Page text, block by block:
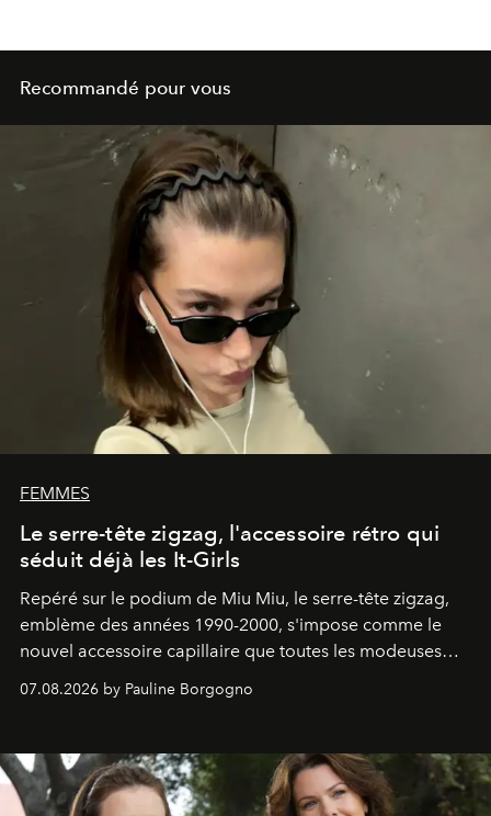
Recommandé pour vous
FEMMES
Le serre-tête zigzag, l'accessoire rétro qui
séduit déjà les It-Girls
Repéré sur le podium de Miu Miu, le serre-tête zigzag,
emblème des années 1990-2000, s'impose comme le
nouvel accessoire capillaire que toutes les modeuses
07.08.2026 by Pauline Borgogno